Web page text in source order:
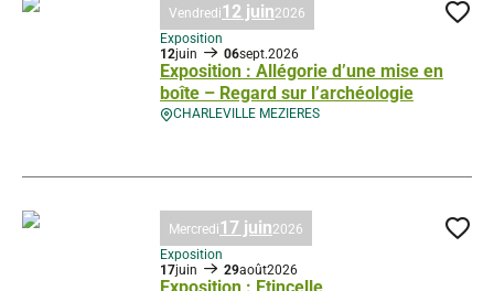
Exposition : Allégorie d’une mise en
boîte – Regard sur l’archéologie
CHARLEVILLE MEZIERES
Vendredi12 juin2026
Exposition
12juin 06sept.2026
Mercredi17 juin2026
Exposition
17juin 29août2026